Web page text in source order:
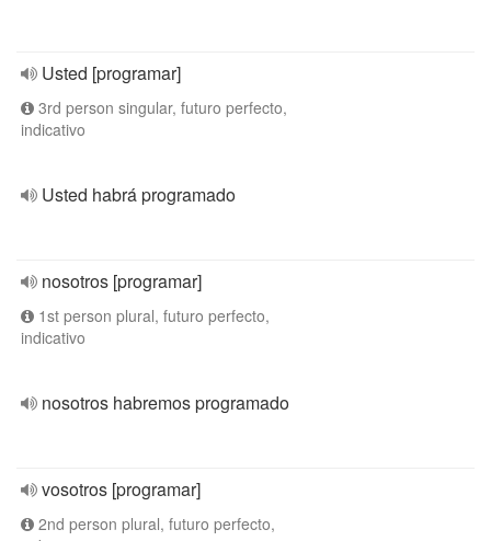
Usted [programar]
3rd person singular, futuro perfecto,
indicativo
Usted habrá programado
nosotros [programar]
1st person plural, futuro perfecto,
indicativo
nosotros habremos programado
vosotros [programar]
2nd person plural, futuro perfecto,